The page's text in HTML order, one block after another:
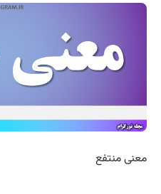
معنی منتفع